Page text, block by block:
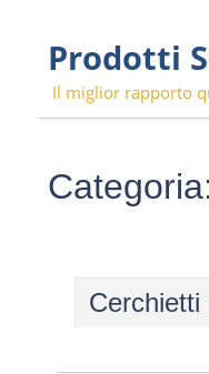
content
Prodotti
Il miglior rapporto
Categoria:
Cerchietti